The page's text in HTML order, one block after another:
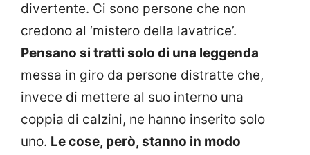
divertente. Ci sono persone che non
credono al ‘mistero della lavatrice’.
Pensano si tratti solo di una leggenda
messa in giro da persone distratte che,
invece di mettere al suo interno una
coppia di calzini, ne hanno inserito solo
uno. Le cose, però, stanno in modo